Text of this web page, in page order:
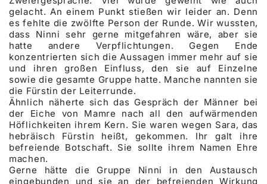
gelacht. An einem Punkt stießen wir leider an. Denn
es fehlte die zwölfte Person der Runde. Wir wussten,
dass Ninni sehr gerne mitgefahren wäre, aber sie
hatte andere Verpflichtungen. Gegen Ende
konzentrierten sich die Aussagen immer mehr auf sie
und ihren großen Einfluss, den sie auf Einzelne
sowie die gesamte Gruppe hatte. Manche nannten sie
die Fürstin der Leiterrunde.
Ähnlich näherte sich das Gespräch der Männer bei
der Eiche von Mamre nach all den aufwärmenden
Höflichkeiten ihrem Kern. Sie waren wegen Sara, das
hebräisch Fürstin heißt, gekommen. Ihr galt ihre
befreiende Botschaft. Sie sollte ihrem Namen Ehre
machen.
Gerne hätte die Gruppe Ninni in den Austausch
eingebunden und sie an der befreienden Wirkung